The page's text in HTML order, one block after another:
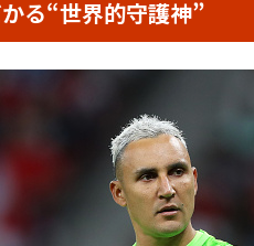
る“世界的守護神”